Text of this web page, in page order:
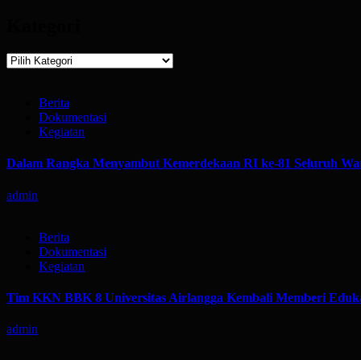
Kategori
Berita
Dokumentasi
Kegiatan
Dalam Rangka Menyambut Kemerdekaan RI ke-81 Seluruh
admin
Berita
Dokumentasi
Kegiatan
Tim KKN BBK 8 Universitas Airlangga Kembali Memberi
admin